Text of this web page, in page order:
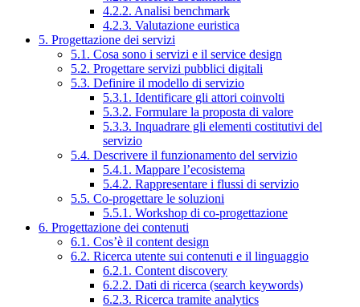
4.2.2. Analisi benchmark
4.2.3. Valutazione euristica
5. Progettazione dei servizi
5.1. Cosa sono i servizi e il service design
5.2. Progettare servizi pubblici digitali
5.3. Definire il modello di servizio
5.3.1. Identificare gli attori coinvolti
5.3.2. Formulare la proposta di valore
5.3.3. Inquadrare gli elementi costitutivi del
servizio
5.4. Descrivere il funzionamento del servizio
5.4.1. Mappare l’ecosistema
5.4.2. Rappresentare i flussi di servizio
5.5. Co-progettare le soluzioni
5.5.1. Workshop di co-progettazione
6. Progettazione dei contenuti
6.1. Cos’è il content design
6.2. Ricerca utente sui contenuti e il linguaggio
6.2.1. Content discovery
6.2.2. Dati di ricerca (search keywords)
6.2.3. Ricerca tramite analytics